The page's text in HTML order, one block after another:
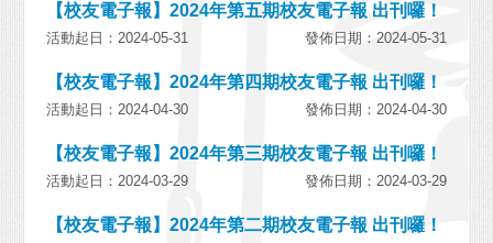
【校友電子報】2024年第五期校友電子報 出刊囉！
活動起日：2024-05-31 發佈日期：2024-05-31
【校友電子報】2024年第四期校友電子報 出刊囉！
活動起日：2024-04-30 發佈日期：2024-04-30
【校友電子報】2024年第三期校友電子報 出刊囉！
活動起日：2024-03-29 發佈日期：2024-03-29
【校友電子報】2024年第二期校友電子報 出刊囉！